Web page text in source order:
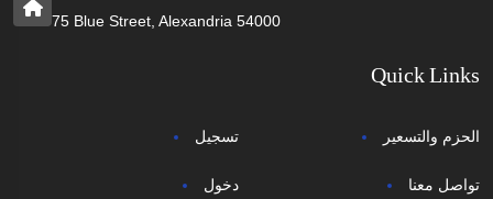
75 Blue Street, Alexandria 54000
Quick Links
تسجيل
دخول
الحزم والتسعير
تواصل معنا